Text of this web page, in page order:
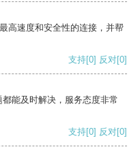
高速度和安全性的连接，并帮
支持[0] 反对[0]
能及时解决，服务态度非常
支持[0] 反对[0]